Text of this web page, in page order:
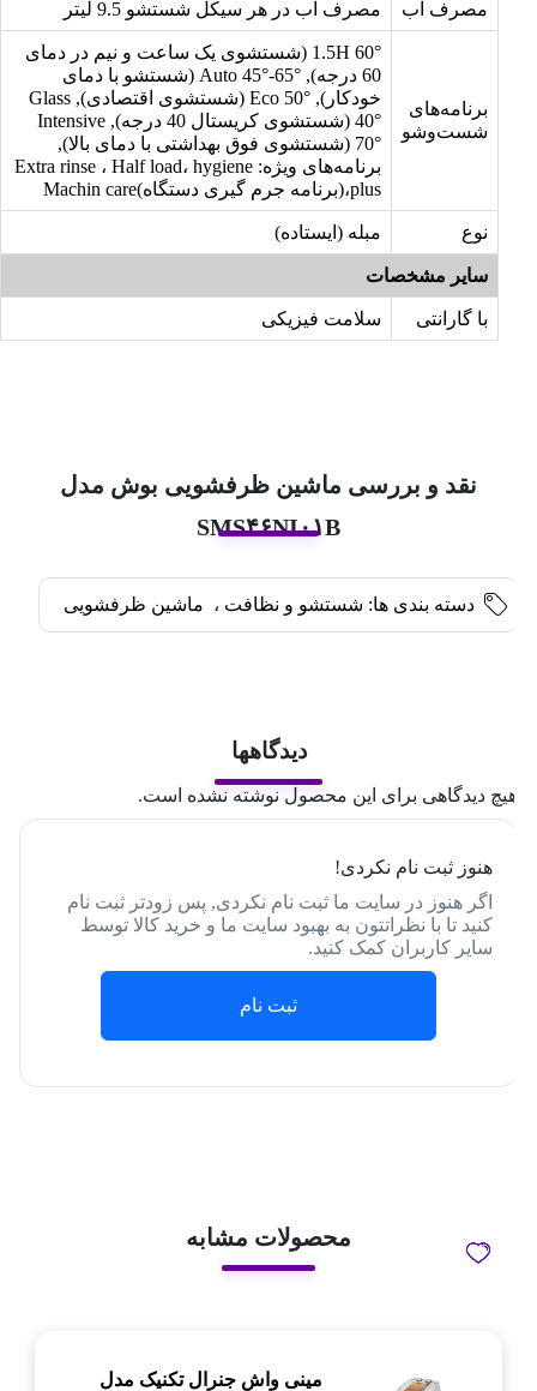
مصرف آب مصرف آب در هر سیکل شستشو 9.5 لیتر
برنامه‌های
شست‌وشو
1.5H 60° (شستشوی یک ساعت و نیم در دمای
60 درجه), Auto 45°-65° (شستشو با دمای
خودکار), Eco 50° (شستشوی اقتصادی), Glass
40° (شستشوی کریستال 40 درجه), Intensive
70° (شستشوی فوق بهداشتی با دمای بالا),
برنامه‌های ویژه: Extra rinse ، Half load، hygiene
plus،(برنامه جرم گیری دستگاه)Machin care
نوع مبله (ایستاده)
سایر مشخصات
با گارانتی سلامت فیزیکی
نقد و بررسی ماشین ظرفشویی بوش مدل
SMS۴۶NI۰۱B
دسته بندی ها: شستشو و نظافت ، ماشین ظرفشویی
دیدگاهها
دیدگاهی برای این محصول نوشته نشده است.
هنوز ثبت نام نکردی!
اگر هنوز در سایت ما ثبت نام نکردی, پس زودتر ثبت نام
کنید تا با نظراتتون به بهبود سایت ما و خرید کالا توسط
سایر کاربران کمک کنید.
ثبت نام
محصولات مشابه
مینی واش جنرال تکنیک مدل